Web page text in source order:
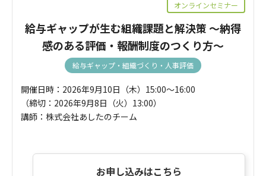
オンラインセミナー
給与ギャップが生む組織課題と解決策 ～納得
感のある評価・報酬制度のつくり方～
給与ギャップ・組織づくり・人事評価
開催日時：2026年9月10日（木）15:00～16:00
（締切：2026年9月8日（火）13:00）
講師：株式会社あしたのチーム
お申し込みはこちら